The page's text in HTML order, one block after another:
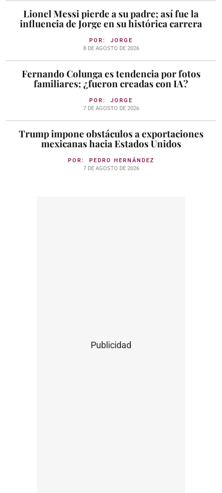
Lionel Messi pierde a su padre; así fue la
influencia de Jorge en su histórica carrera
POR: JORGE
8 DE AGOSTO DE 2026
Fernando Colunga es tendencia por fotos
familiares; ¿fueron creadas con IA?
POR: JORGE
7 DE AGOSTO DE 2026
Trump impone obstáculos a exportaciones
mexicanas hacia Estados Unidos
POR: PEDRO HERNÁNDEZ
7 DE AGOSTO DE 2026
Publicidad